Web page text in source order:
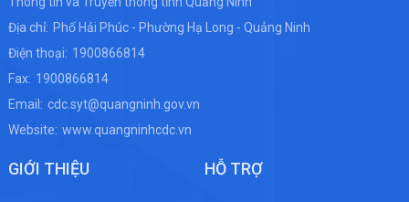
Địa chỉ: Phố Hải Phúc - Phường Hạ Long - Quảng Ninh
Điện thoại: 1900866814
Fax: 1900866814
Email: cdc.syt@quangninh.gov.vn
Website: www.quangninhcdc.vn
GIỚI THIỆU HỖ TRỢ